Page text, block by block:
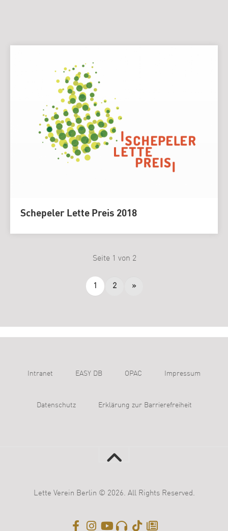
Schepeler Lette Preis 2018
Seite 1 von 2
1 2 »
Intranet EASY DB OPAC Impressum
Datenschutz Erklärung zur Barrierefreiheit
Lette Verein Berlin © 2026. All Rights Reserved.